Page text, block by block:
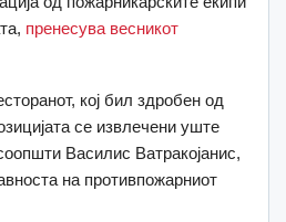
пренесува весникот
кој бил здробен од
се извлечени уште
Василис Ватракојанис,
на противпожарниот